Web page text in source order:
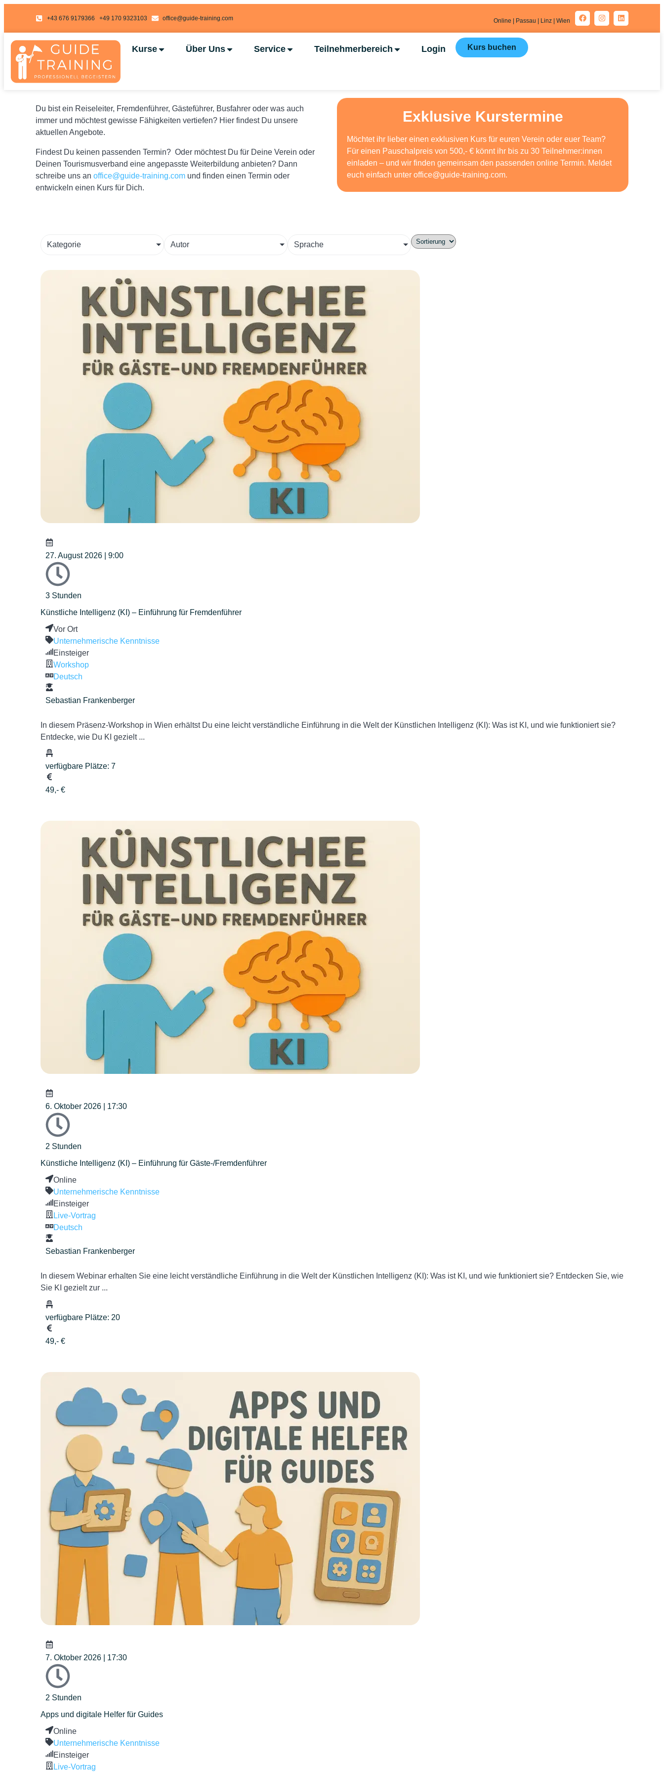
Inhalt
+43 676 9179366 +49 170 9323103 office@guide-training.com Online | Passau | Linz | Wien
Kurse Über Uns Service Teilnehmerbereich Login Kurs buchen
Du bist ein Reiseleiter, Fremdenführer, Gästeführer, Busfahrer oder was auch
immer und möchtest gewisse Fähigkeiten vertiefen? Hier findest Du unsere
aktuellen Angebote.
Findest Du keinen passenden Termin? Oder möchtest Du für Deine Verein oder
Deinen Tourismusverband eine angepasste Weiterbildung anbieten? Dann
schreibe uns an office@guide-training.com und finden einen Termin oder
entwickeln einen Kurs für Dich.
Exklusive Kurstermine
Möchtet ihr lieber einen exklusiven Kurs für euren Verein oder euer Team?
Für einen Pauschalpreis von 500,- € könnt ihr bis zu 30 Teilnehmer:innen
einladen – und wir finden gemeinsam den passenden online Termin. Meldet
euch einfach unter office@guide-training.com.
Kategorie Autor Sprache
27. August 2026 | 9:00
3 Stunden
Künstliche Intelligenz (KI) – Einführung für Fremdenführer
Vor Ort
Unternehmerische Kenntnisse
Einsteiger
Workshop
Deutsch
Sebastian Frankenberger
In diesem Präsenz-Workshop in Wien erhältst Du eine leicht verständliche Einführung in die Welt der Künstlichen Intelligenz (KI): Was ist KI, und wie funktioniert sie?
Entdecke, wie Du KI gezielt ...
verfügbare Plätze: 7
49,- €
6. Oktober 2026 | 17:30
2 Stunden
Künstliche Intelligenz (KI) – Einführung für Gäste-/Fremdenführer
Online
Unternehmerische Kenntnisse
Einsteiger
Live-Vortrag
Deutsch
Sebastian Frankenberger
In diesem Webinar erhalten Sie eine leicht verständliche Einführung in die Welt der Künstlichen Intelligenz (KI): Was ist KI, und wie funktioniert sie? Entdecken Sie, wie
Sie KI gezielt zur ...
verfügbare Plätze: 20
49,- €
7. Oktober 2026 | 17:30
2 Stunden
Apps und digitale Helfer für Guides
Online
Unternehmerische Kenntnisse
Einsteiger
Live-Vortrag